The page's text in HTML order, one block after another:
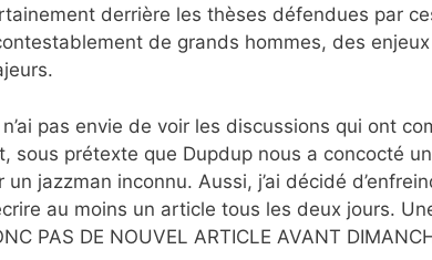
derrière les thèses défendues par
de grands hommes, des
pas envie de voir les discussions qui ont
sous prétexte que Dupdup nous a concocté
un jazzman inconnu. Aussi, j’ai décidé
au moins un article tous les deux jours.
PAS DE NOUVEL ARTICLE AVANT